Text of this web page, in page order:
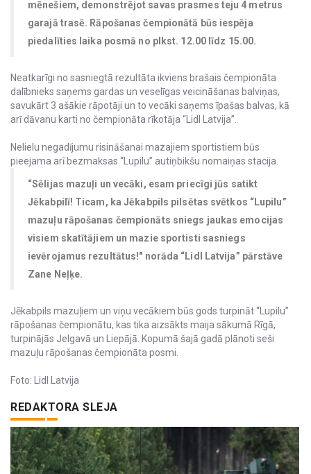
mēnešiem, demonstrējot savas prasmes teju 4 metrus
garajā trasē. Rāpošanas čempionātā būs iespēja
piedalīties laika posmā no plkst. 12.00 līdz 15.00.
Neatkarīgi no sasniegtā rezultāta ikviens brašais čempionāta
dalībnieks saņems gardas un veselīgas veicināšanas balviņas,
savukārt 3 ašākie rāpotāji un to vecāki saņems īpašas balvas, kā
arī dāvanu karti no čempionāta rīkotāja “Lidl Latvija”.
Nelielu negadījumu risināšanai mazajiem sportistiem būs
pieejama arī bezmaksas “Lupilu” autiņbikšu nomaiņas stacija.
“Sēlijas mazuļi un vecāki, esam priecīgi jūs satikt
Jēkabpilī! Ticam, ka Jēkabpils pilsētas svētkos “Lupilu”
mazuļu rāpošanas čempionāts sniegs jaukas emocijas
visiem skatītājiem un mazie sportisti sasniegs
ievērojamus rezultātus!" norāda “Lidl Latvija” pārstāve
Zane Neļķe.
Jēkabpils mazuļiem un viņu vecākiem būs gods turpināt “Lupilu”
rāpošanas čempionātu, kas tika aizsākts maija sākumā Rīgā,
turpinājās Jelgavā un Liepājā. Kopumā šajā gadā plānoti seši
mazuļu rāpošanas čempionāta posmi.
Foto: Lidl Latvija
REDAKTORA SLEJA